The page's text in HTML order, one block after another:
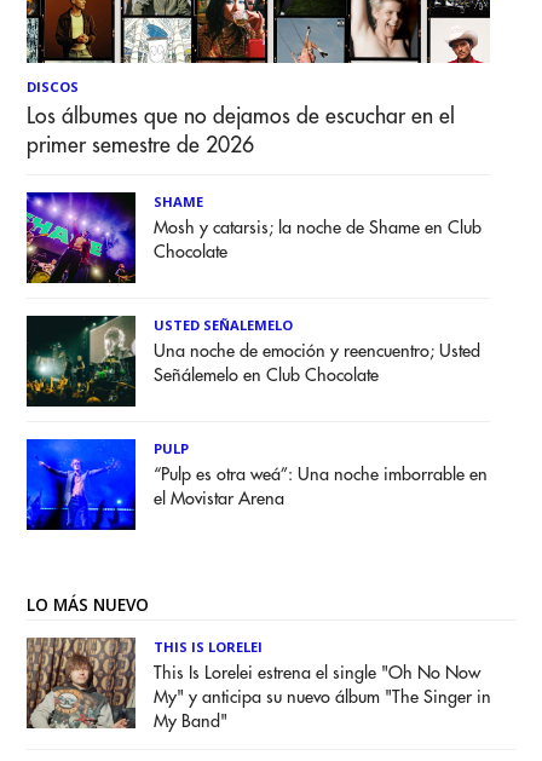
DISCOS
Los álbumes que no dejamos de escuchar en el
primer semestre de 2026
SHAME
Mosh y catarsis; la noche de Shame en Club
Chocolate
USTED SEÑALEMELO
Una noche de emoción y reencuentro; Usted
Señálemelo en Club Chocolate
PULP
“Pulp es otra weá”: Una noche imborrable en
el Movistar Arena
LO MÁS NUEVO
THIS IS LORELEI
This Is Lorelei estrena el single "Oh No Now
My" y anticipa su nuevo álbum "The Singer in
My Band"